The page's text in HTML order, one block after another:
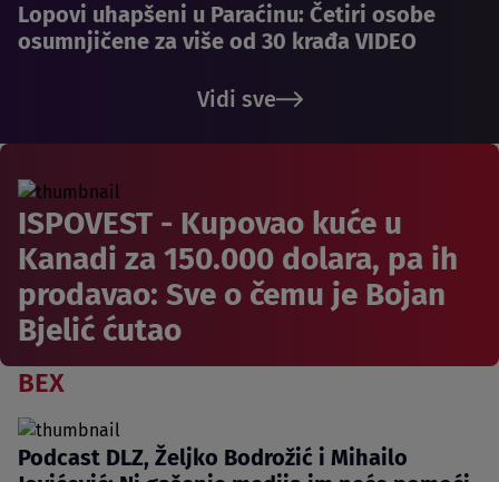
Lopovi uhapšeni u Paraćinu: Četiri osobe
osumnjičene za više od 30 krađa VIDEO
Vidi sve
ISPOVEST - Kupovao kuće u
Kanadi za 150.000 dolara, pa ih
prodavao: Sve o čemu je Bojan
Bjelić ćutao
BEX
Podcast DLZ, Željko Bodrožić i Mihailo